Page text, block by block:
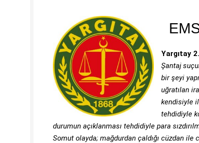
Yargıtay
Şantaj
bir şeyi
uğratılan
kendisiyle
tehdidiyle
durumun açıklanması tehdidiyle para
Somut olayda; mağdurdan çaldığı cüzdan ile